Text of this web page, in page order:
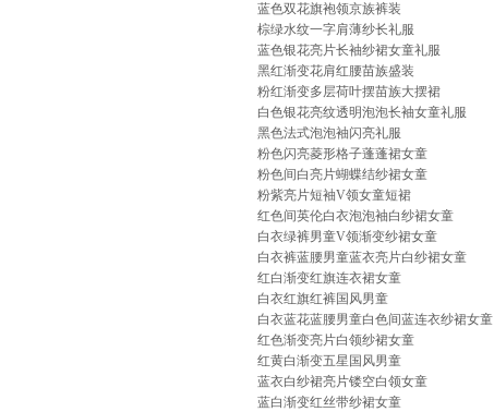
蓝色双花旗袍领京族裤装
棕绿水纹一字肩薄纱长礼服
蓝色银花亮片长袖纱裙女童礼服
黑红渐变花肩红腰苗族盛装
粉红渐变多层荷叶摆苗族大摆裙
白色银花亮纹透明泡泡长袖女童礼服
黑色法式泡泡袖闪亮礼服
粉色闪亮菱形格子蓬蓬裙女童
粉色间白亮片蝴蝶结纱裙女童
粉紫亮片短袖V领女童短裙
红色间英伦白衣泡泡袖白纱裙女童
白衣绿裤男童V领渐变纱裙女童
白衣裤蓝腰男童蓝衣亮片白纱裙女童
红白渐变红旗连衣裙女童
白衣红旗红裤国风男童
白衣蓝花蓝腰男童白色间蓝连衣纱裙女童
红色渐变亮片白领纱裙女童
红黄白渐变五星国风男童
蓝衣白纱裙亮片镂空白领女童
蓝白渐变红丝带纱裙女童